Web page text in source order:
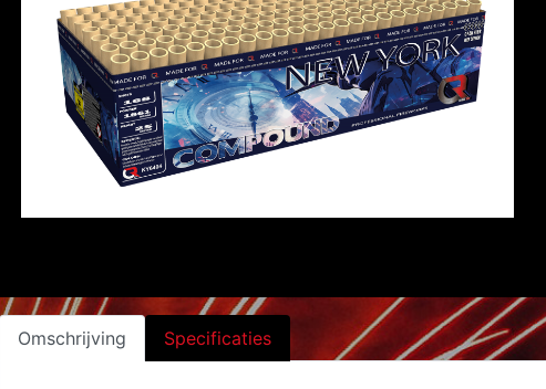
Omschrijving Specificaties